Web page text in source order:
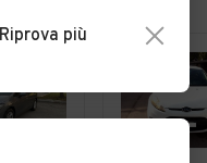
più